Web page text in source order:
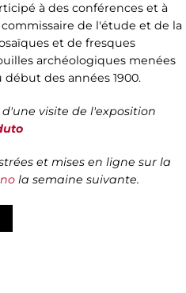
à des conférences et à
de l'étude et de la
et de fresques
archéologiques menées
début des années 1900.
visite de l'exposition
et mises en ligne sur la
la semaine suivante.